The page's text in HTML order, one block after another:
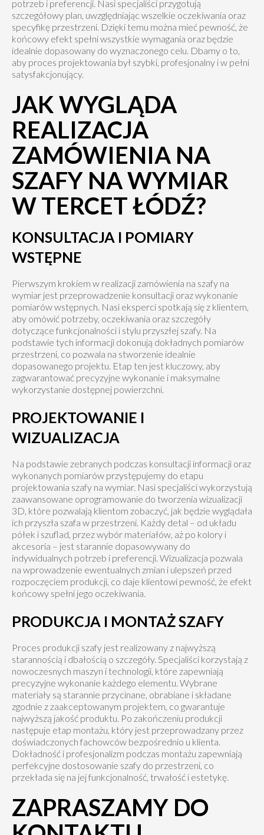
potrzeb i preferencji. Nasi specjaliści przygotują
szczegółowy plan, uwzględniając wszelkie oczekiwania oraz
specyfikę przestrzeni. Dzięki temu można mieć pewność, że
końcowy efekt spełni wszystkie wymagania oraz będzie
idealnie dopasowany do wyznaczonego celu. Dbamy o to,
aby proces projektowania był szybki, profesjonalny i w pełni
satysfakcjonujący.
JAK WYGLĄDA
REALIZACJA
ZAMÓWIENIA NA
SZAFY NA WYMIAR
W TERCET ŁÓDŹ?
KONSULTACJA I POMIARY
WSTĘPNE
Pierwszym krokiem w realizacji zamówienia na szafy na
wymiar jest przeprowadzenie konsultacji oraz wykonanie
pomiarów wstępnych. Nasi eksperci spotkają się z klientem,
aby omówić potrzeby, oczekiwania oraz szczegóły
dotyczące funkcjonalności i stylu przyszłej szafy. Na
podstawie tych informacji dokonują dokładnych pomiarów
przestrzeni, co pozwala na stworzenie idealnie
dopasowanego projektu. Etap ten jest kluczowy, aby
zagwarantować precyzyjne wykonanie i maksymalne
wykorzystanie dostępnej powierzchni.
PROJEKTOWANIE I
WIZUALIZACJA
Na podstawie zebranych podczas konsultacji informacji oraz
wykonanych pomiarów przystępujemy do etapu
projektowania szafy na wymiar. Nasi specjaliści wykorzystują
zaawansowane oprogramowanie do tworzenia wizualizacji
3D, które pozwalają klientom zobaczyć, jak będzie wyglądała
ich przyszła szafa w przestrzeni. Każdy detal – od układu
półek i szuflad, przez wybór materiałów, aż po kolory i
akcesoria – jest starannie dopasowywany do
indywidualnych potrzeb i preferencji. Wizualizacja pozwala
na wprowadzenie ewentualnych zmian i ulepszeń przed
rozpoczęciem produkcji, co daje klientowi pewność, że efekt
końcowy spełni jego oczekiwania.
PRODUKCJA I MONTAŻ SZAFY
Proces produkcji szafy jest realizowany z najwyższą
starannością i dbałością o szczegóły. Specjaliści korzystają z
nowoczesnych maszyn i technologii, które zapewniają
precyzyjne wykonanie każdego elementu. Wybrane
materiały są starannie przycinane, obrabiane i składane
zgodnie z zaakceptowanym projektem, co gwarantuje
najwyższą jakość produktu. Po zakończeniu produkcji
następuje etap montażu, który jest przeprowadzany przez
doświadczonych fachowców bezpośrednio u klienta.
Dokładność i profesjonalizm podczas montażu zapewniają
perfekcyjne dostosowanie szafy do przestrzeni, co
przekłada się na jej funkcjonalność, trwałość i estetykę.
ZAPRASZAMY DO